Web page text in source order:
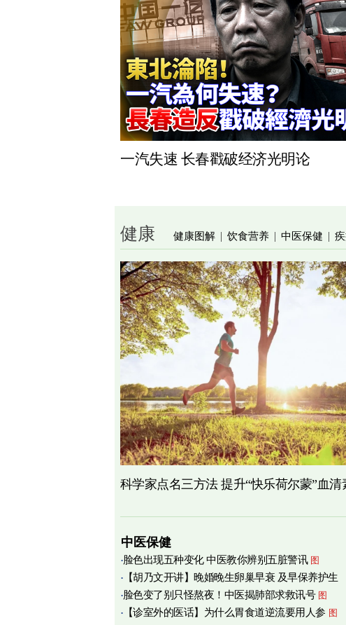
一汽失速 长春戳破经济光明论
健康 健康图解 | 饮食营养 | 中医保健 |
科学家点名三方法 提升“快乐荷尔蒙”血清
中医保健
脸色出现五种变化 中医教你辨别五脏警讯 图
【胡乃文开讲】晚婚晚生卵巢早衰 及早保养护生
育
脸色变了别只怪熬夜！中医揭肺部求救讯号 图
【诊室外的医话】为什么胃食道逆流要用人参 图